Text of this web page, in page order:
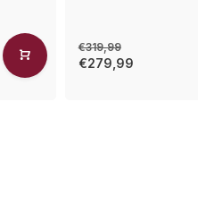
€319,99
€279,99